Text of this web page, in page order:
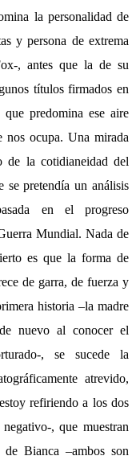
la personalidad de
y persona de extrema
, antes que la de su
títulos firmados en
predomina ese aire
nos ocupa. Una mirada
de la cotidianeidad del
se pretendía un análisis
en el progreso
Mundial. Nada de
es que la forma de
de garra, de fuerza y
historia –la madre
nuevo al conocer el
, se sucede la
atrevido,
refiriendo a los dos
, que muestran
Bianca –ambos son